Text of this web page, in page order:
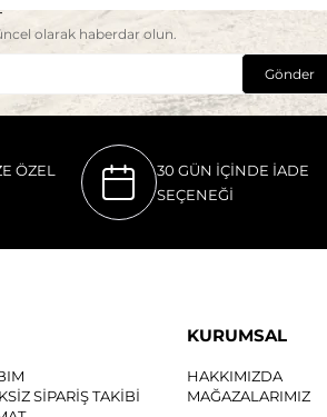
olarak haberdar olun.
Gönder
ÖZEL
30 GÜN İÇİNDE İADE
SEÇENEĞİ
SİPARİŞ TAKİBİ
KURUMSAL
HAKKIMIZDA
MAĞAZALARIMIZ